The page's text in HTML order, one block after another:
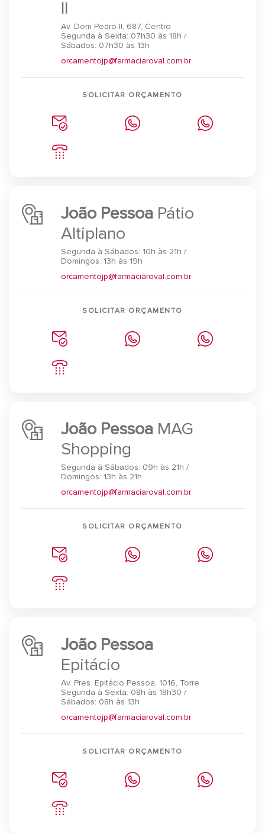
II
Av. Dom Pedro II, 687, Centro
Segunda à Sexta: 07h30 às 18h /
Sábados: 07h30 às 13h
orcamentojp@farmaciaroval.com.br
SOLICITAR ORÇAMENTO
João Pessoa Pátio
Altiplano
Segunda à Sábados: 10h às 21h /
Domingos: 13h às 19h
orcamentojp@farmaciaroval.com.br
SOLICITAR ORÇAMENTO
João Pessoa MAG
Shopping
Segunda à Sábados: 09h às 21h /
Domingos: 13h às 21h
orcamentojp@farmaciaroval.com.br
SOLICITAR ORÇAMENTO
João Pessoa
Epitácio
Av. Pres. Epitácio Pessoa, 1016, Torre
Segunda à Sexta: 08h às 18h30 /
Sábados: 08h às 13h
orcamentojp@farmaciaroval.com.br
SOLICITAR ORÇAMENTO